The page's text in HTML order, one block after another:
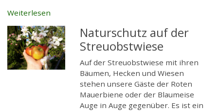
Weiterlesen
Naturschutz auf der
Streuobstwiese
Auf der Streuobstwiese mit ihren
Bäumen, Hecken und Wiesen
stehen unsere Gäste der Roten
Mauerbiene oder der Blaumeise
Auge in Auge gegenüber. Es ist ein